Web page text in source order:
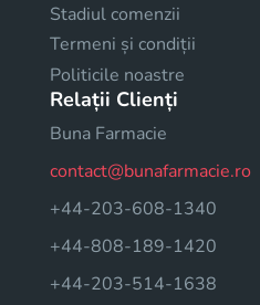
Stadiul comenzii
Termeni și condiții
Politicile noastre
Relații Clienți
Buna Farmacie
contact@bunafarmacie.ro
+44-203-608-1340
+44-808-189-1420
+44-203-514-1638